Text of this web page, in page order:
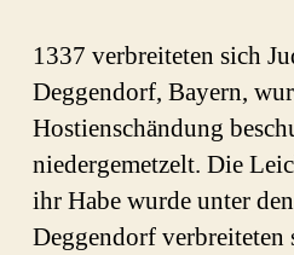
1337 verbreiteten sich
Deggendorf, Bayern,
Hostienschändung
niedergemetzelt. Die
ihr Habe wurde unter
Deggendorf